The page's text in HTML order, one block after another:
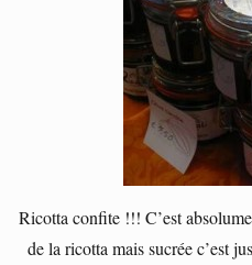
Ricotta confite !!! C’est
de la ricotta mais sucrée c’est